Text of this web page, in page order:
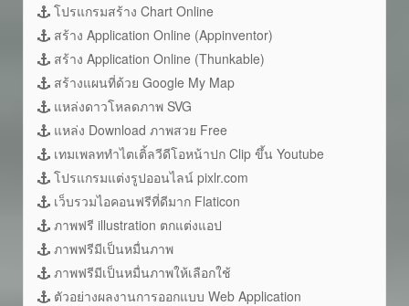
โปรแกรมสร้าง Chart Online
สร้าง Application Online (Appinventor)
สร้าง Application Online (Thunkable)
สร้างแผนที่ด้วย Google My Map
แหล่งดาวโหลดภาพ SVG
แหล่ง Download ภาพสวย Free
เทมเพลททำไตเติ้ลวีดีโอหน้าปก Clip ขึ้น Youtube
โปรแกรมแต่งรูปออนไลน์ pixlr.com
เว็บรวมไอคอนฟรีที่ดีมาก Flaticon
ภาพฟรี illustration ตกแต่งแอป
ภาพฟรีมีเป็นหมื่นภาพ
ภาพฟรีมีเป็นหมื่นภาพให้เลือกใช้
ตัวอย่างผลงานการออกแบบ Web Application